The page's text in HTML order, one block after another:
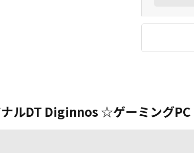
ナルDT Diginnos ☆ゲーミングPC